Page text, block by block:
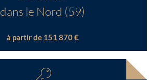
dans le Nord (59)
à partir de 151 870 €